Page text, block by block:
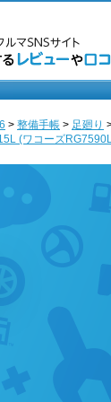
> 整備手帳 > 足廻り
(ワコーズ